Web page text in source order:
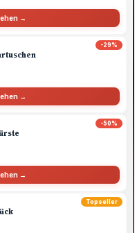
→
-29%
→
-50%
→
Topseller